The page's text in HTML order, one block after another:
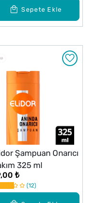
Sepete Ekle
Şampuan Onarıcı
325 ml
₺
12